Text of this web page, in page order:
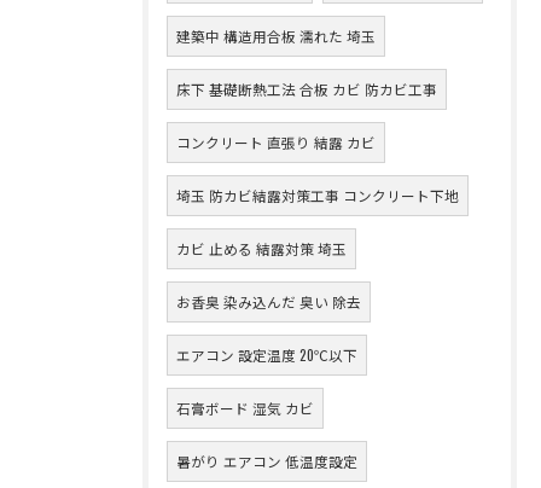
建築中 構造用合板 濡れた 埼玉
床下 基礎断熱工法 合板 カビ 防カビ工事
コンクリート 直張り 結露 カビ
埼玉 防カビ結露対策工事 コンクリート下地
カビ 止める 結露対策 埼玉
お香臭 染み込んだ 臭い 除去
エアコン 設定温度 20℃以下
石膏ボード 湿気 カビ
暑がり エアコン 低温度設定